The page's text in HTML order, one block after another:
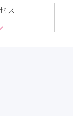
ス